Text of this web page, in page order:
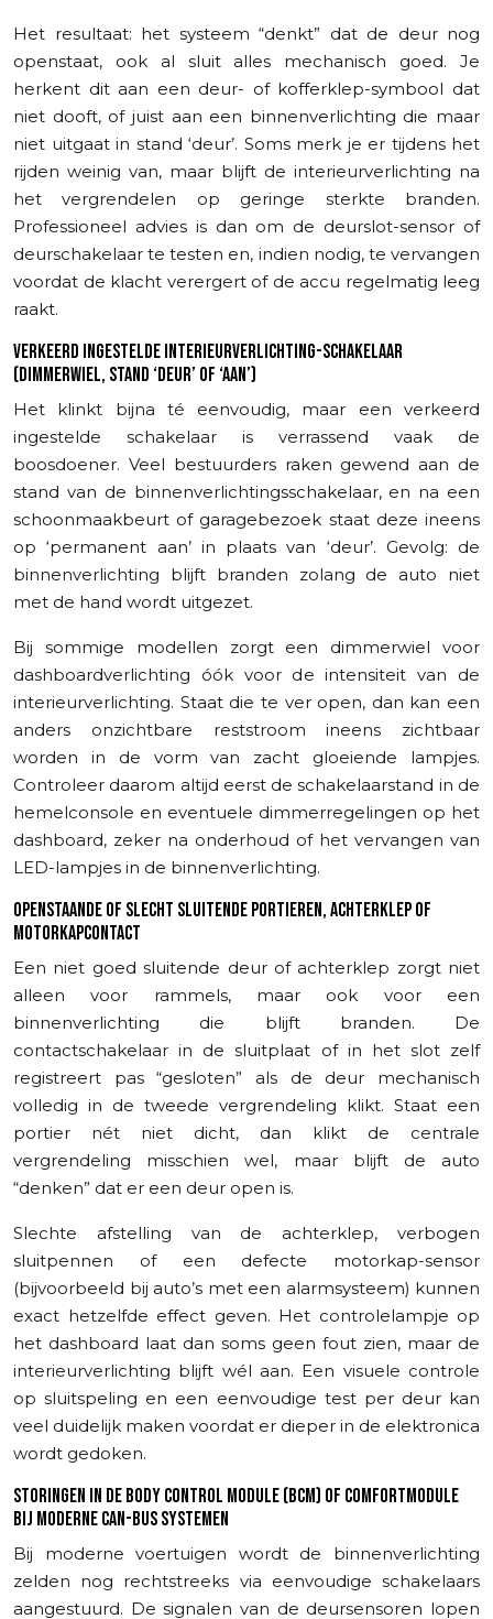
Het resultaat: het systeem “denkt” dat de deur nog
openstaat, ook al sluit alles mechanisch goed. Je
herkent dit aan een deur- of kofferklep-symbool dat
niet dooft, of juist aan een binnenverlichting die maar
niet uitgaat in stand ‘deur’. Soms merk je er tijdens het
rijden weinig van, maar blijft de interieurverlichting na
het vergrendelen op geringe sterkte branden.
Professioneel advies is dan om de deurslot-sensor of
deurschakelaar te testen en, indien nodig, te vervangen
voordat de klacht verergert of de accu regelmatig leeg
raakt.
VERKEERD INGESTELDE INTERIEURVERLICHTING-SCHAKELAAR
(DIMMERWIEL, STAND ‘DEUR’ OF ‘AAN’)
Het klinkt bijna té eenvoudig, maar een verkeerd
ingestelde schakelaar is verrassend vaak de
boosdoener. Veel bestuurders raken gewend aan de
stand van de binnenverlichtingsschakelaar, en na een
schoonmaakbeurt of garagebezoek staat deze ineens
op ‘permanent aan’ in plaats van ‘deur’. Gevolg: de
binnenverlichting blijft branden zolang de auto niet
met de hand wordt uitgezet.
Bij sommige modellen zorgt een dimmerwiel voor
dashboardverlichting óók voor de intensiteit van de
interieurverlichting. Staat die te ver open, dan kan een
anders onzichtbare reststroom ineens zichtbaar
worden in de vorm van zacht gloeiende lampjes.
Controleer daarom altijd eerst de schakelaarstand in de
hemelconsole en eventuele dimmerregelingen op het
dashboard, zeker na onderhoud of het vervangen van
LED-lampjes in de binnenverlichting.
OPENSTAANDE OF SLECHT SLUITENDE PORTIEREN, ACHTERKLEP OF
MOTORKAPCONTACT
Een niet goed sluitende deur of achterklep zorgt niet
alleen voor rammels, maar ook voor een
binnenverlichting die blijft branden. De
contactschakelaar in de sluitplaat of in het slot zelf
registreert pas “gesloten” als de deur mechanisch
volledig in de tweede vergrendeling klikt. Staat een
portier nét niet dicht, dan klikt de centrale
vergrendeling misschien wel, maar blijft de auto
“denken” dat er een deur open is.
Slechte afstelling van de achterklep, verbogen
sluitpennen of een defecte motorkap-sensor
(bijvoorbeeld bij auto’s met een alarmsysteem) kunnen
exact hetzelfde effect geven. Het controlelampje op
het dashboard laat dan soms geen fout zien, maar de
interieurverlichting blijft wél aan. Een visuele controle
op sluitspeling en een eenvoudige test per deur kan
veel duidelijk maken voordat er dieper in de elektronica
wordt gedoken.
STORINGEN IN DE BODY CONTROL MODULE (BCM) OF COMFORTMODULE
BIJ MODERNE CAN-BUS SYSTEMEN
Bij moderne voertuigen wordt de binnenverlichting
zelden nog rechtstreeks via eenvoudige schakelaars
aangestuurd. De signalen van de deursensoren lopen